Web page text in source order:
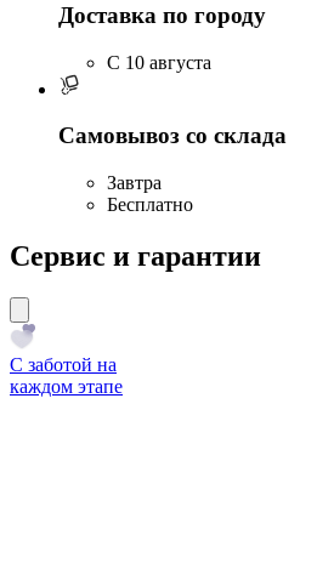
Доставка по городу
C 10 августа
Самовывоз со склада
Завтра
Бесплатно
Сервис и гарантии
С заботой на
каждом этапе